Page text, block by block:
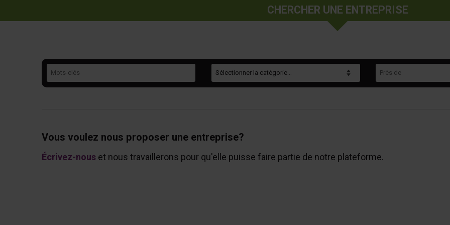
CHERCHER UNE ENTREPRISE
Vous voulez nous proposer une entreprise?
Écrivez-nouset nous travaillerons pour qu'elle puisse faire partie de notre plateforme.